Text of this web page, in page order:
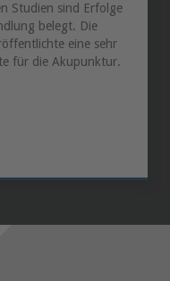
Studien sind Erfolge
belegt. Die
eine sehr
für die Akupunktur.